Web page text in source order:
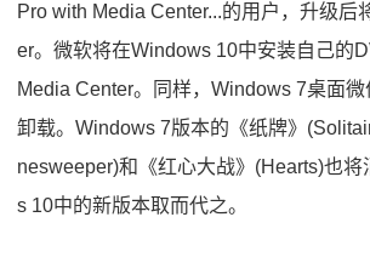
Pro with Media Center...的用户，升级后
er。微软将在Windows 10中安装自己的
Media Center。同样，Windows 7桌面
卸载。Windows 7版本的《纸牌》
nesweeper)和《红心大战》(Hearts)也
s 10中的新版本取而代之。